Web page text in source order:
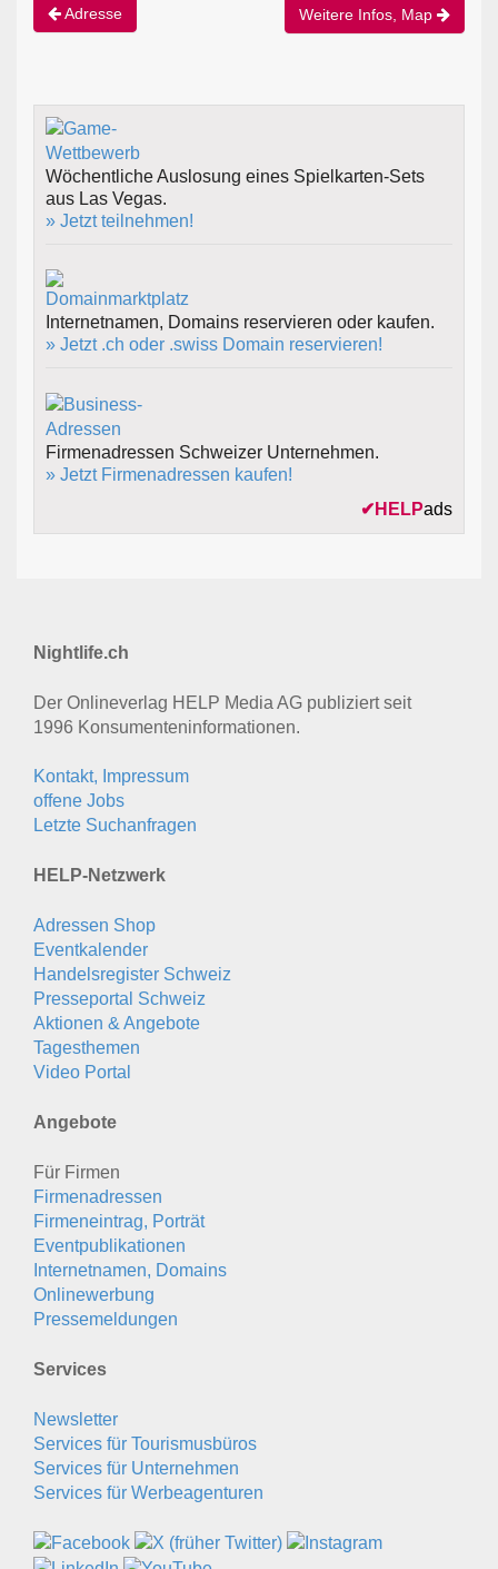
Adresse Weitere Infos, Map
Wöchentliche Auslosung eines Spielkarten-Sets
aus Las Vegas.
» Jetzt teilnehmen!
Internetnamen, Domains reservieren oder kaufen.
» Jetzt .ch oder .swiss Domain reservieren!
Firmenadressen Schweizer Unternehmen.
» Jetzt Firmenadressen kaufen!
✔ HELPads
Nightlife.ch
Der Onlineverlag HELP Media AG publiziert seit
1996 Konsumenten­informationen.
Kontakt, Impressum
offene Jobs
Letzte Suchanfragen
HELP-Netzwerk
Adressen Shop
Eventkalender
Handelsregister Schweiz
Presseportal Schweiz
Aktionen & Angebote
Tagesthemen
Video Portal
Angebote
Für Firmen
Firmenadressen
Firmeneintrag, Porträt
Eventpublikationen
Internetnamen, Domains
Onlinewerbung
Pressemeldungen
Services
Newsletter
Services für Tourismusbüros
Services für Unternehmen
Services für Werbeagenturen